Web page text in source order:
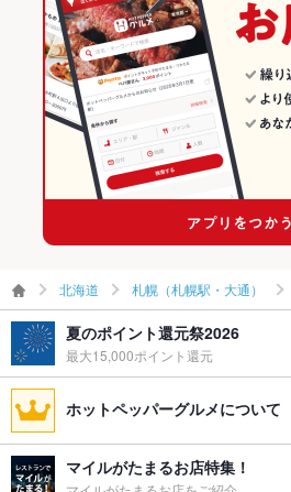
札幌（札幌駅・大通）の寿司ランキング
札幌駅のグルメランキング
札幌駅の和食ランキング
札幌駅の寿司ランキング
北海道 札幌（札幌駅・大通）
夏のポイント還元祭2026
最大15,000ポイント還元
ホットペッパーグルメについて
マイルがたまるお店特集！